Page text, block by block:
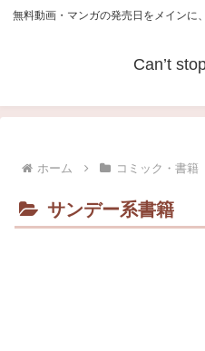
無料動画・マンガの発売日をメインに
Can’t
ホーム コミック・書籍
サンデー系書籍